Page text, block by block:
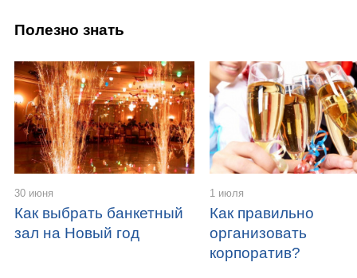
Полезно знать
30 июня
Как выбрать банкетный
зал на Новый год
1 июля
Как правильно
организовать
корпоратив?